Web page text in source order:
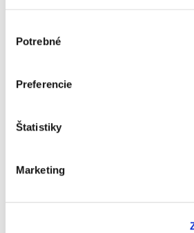
súhlasu
Potrebné
Preferencie
Štatistiky
Marketing
100 ml pripraveného mlieka =
materského mlieka, patriaci do
prirodzene sa vyskytujúci v
Návod na prípravu
Umyte si ruky, sterilizujte
a fľašu.
ju vychladnúť na cca 40°C.